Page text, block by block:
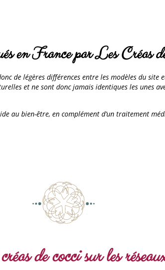
en France par Les Créas
de légères différences entre les modèles du site
et ne sont donc jamais identiques les unes
au bien-être, en complément d’un traitement
de cocci sur les